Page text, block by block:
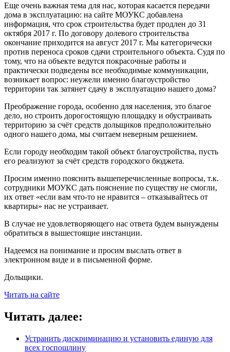
Еще очень важная тема для нас, которая касается передачи
дома в эксплуатацию: на сайте МОУКС добавлена
информация, что срок строительства будет продлен до 31
октября 2017 г. По договору долевого строительства
окончание приходится на август 2017 г. Мы категорически
против переноса сроков сдачи строительного объекта. Судя по
тому, что на объекте ведутся покрасочные работы и
практически подведены все необходимые коммуникации,
возникает вопрос: неужели именно благоустройство
территории так затянет сдачу в эксплуатацию нашего дома?
Преображение города, особенно для населения, это благое
дело, но строить дорогостоящую площадку и обустраивать
территорию за счёт средств дольщиков предположительно
одного нашего дома, мы считаем неверным решением.
Если городу необходим такой объект благоустройства, пусть
его реализуют за счёт средств городского бюджета.
Просим именно пояснить вышеперечисленные вопросы, т.к.
сотрудники МОУКС дать пояснение по существу не смогли,
их ответ «если вам что-то не нравится – отказывайтесь от
квартиры» нас не устраивает.
В случае не удовлетворяющего нас ответа будем вынуждены
обратиться в вышестоящие инстанции.
Надеемся на понимание и просим выслать ответ в
электронном виде и в письменной форме.
Дольщики.
Читать на сайте
Читать далее:
Устранить дискриминацию и установить единую для
всех госпошлину